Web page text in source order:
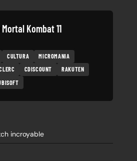
Kombat 11
CULTURA
MICROMANIA
CDISCOUNT
RAKUTEN
incroyable